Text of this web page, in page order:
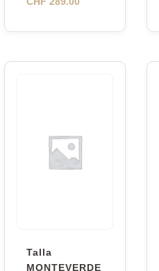
Talla
MONTEVERDE